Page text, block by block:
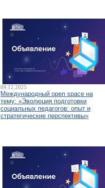
09.12.2025
Международный open space на
тему: «Эволюция подготовки
социальных педагогов: опыт и
стратегические перспективы»